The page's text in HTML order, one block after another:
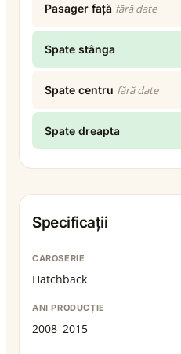
Pasager față fără date
Spate stânga
Spate centru fără date
Spate dreapta
Specificații
CAROSERIE
Hatchback
ANI PRODUCȚIE
2008–2015